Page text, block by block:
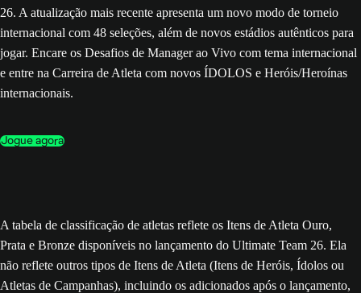
26. A atualização mais recente apresenta um novo modo de torneio
internacional com 48 seleções, além de novos estádios autênticos para
jogar. Encare os Desafios de Manager ao Vivo com tema internacional
e entre na Carreira de Atleta com novos ÍDOLOS e Heróis/Heroínas
internacionais.
Jogue agora
A tabela de classificação de atletas reflete os Itens de Atleta Ouro,
Prata e Bronze disponíveis no lançamento do Ultimate Team 26. Ela
não reflete outros tipos de Itens de Atleta (Itens de Heróis, Ídolos ou
Atletas de Campanhas), incluindo os adicionados após o lançamento,